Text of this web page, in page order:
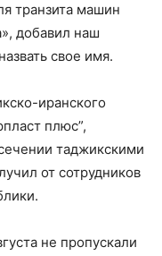
транзита машин
добавил наш
свое имя.
иранского
плюс”,
таджикскими
от сотрудников
не пропускали